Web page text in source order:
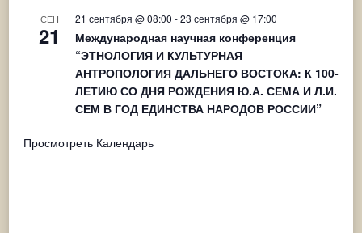
СЕН
21
21 сентября @ 08:00 -23 сентября @ 17:00
Международная научная конференция
“ЭТНОЛОГИЯ И КУЛЬТУРНАЯ
АНТРОПОЛОГИЯ ДАЛЬНЕГО ВОСТОКА: К 100-
ЛЕТИЮ СО ДНЯ РОЖДЕНИЯ Ю.А. СЕМА И Л.И.
СЕМ В ГОД ЕДИНСТВА НАРОДОВ РОССИИ”
Просмотреть Календарь